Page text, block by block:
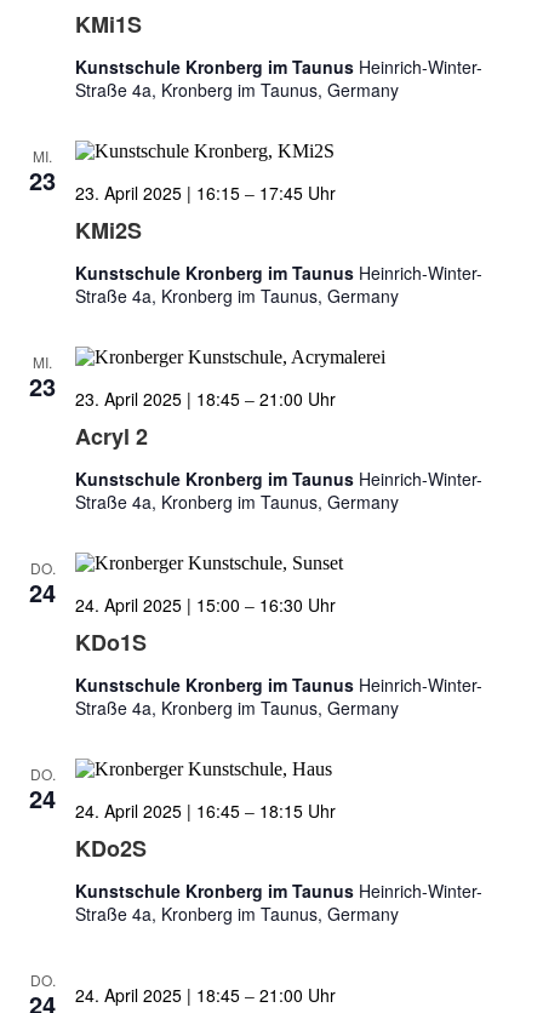
KMi1S
Kunstschule Kronberg im Taunus Heinrich-Winter-
Straße 4a, Kronberg im Taunus, Germany
MI.
23
KMi2S
23. April 2025 | 16:15 – 17:45
Kunstschule Kronberg im Taunus Heinrich-Winter-
Straße 4a, Kronberg im Taunus, Germany
MI.
23
Acryl 2
23. April 2025 | 18:45 – 21:00
Kunstschule Kronberg im Taunus Heinrich-Winter-
Straße 4a, Kronberg im Taunus, Germany
DO.
24
KDo1S
24. April 2025 | 15:00 – 16:30
Kunstschule Kronberg im Taunus Heinrich-Winter-
Straße 4a, Kronberg im Taunus, Germany
DO.
24
KDo2S
24. April 2025 | 16:45 – 18:15
Kunstschule Kronberg im Taunus Heinrich-Winter-
Straße 4a, Kronberg im Taunus, Germany
DO.
24 24. April 2025 | 18:45 – 21:00